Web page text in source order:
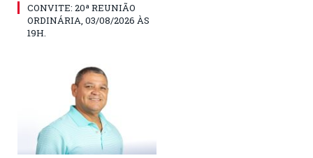
CONVITE: 20ª REUNIÃO
ORDINÁRIA, 03/08/2026 ÀS
19H.